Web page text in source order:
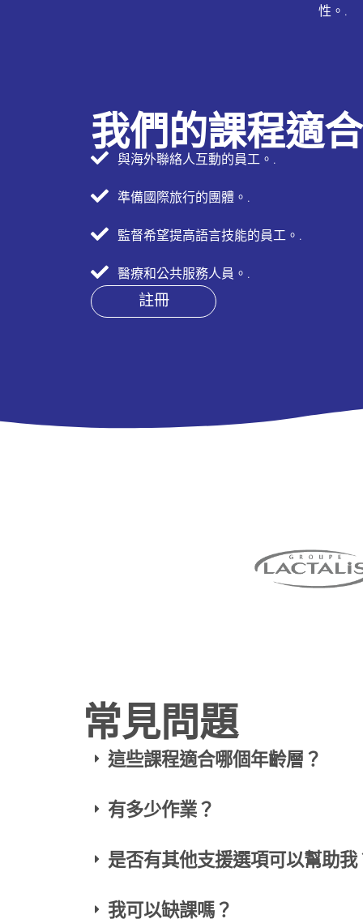
性。.
我們的課程適
與海外聯絡人互動的員工。.
準備國際旅行的團體。.
監督希望提高語言技能的員工。.
醫療和公共服務人員。.
註冊
常見問題
這些課程適合哪個年齡層？
有多少作業？
是否有其他支援選項可以幫助我
我可以缺課嗎？